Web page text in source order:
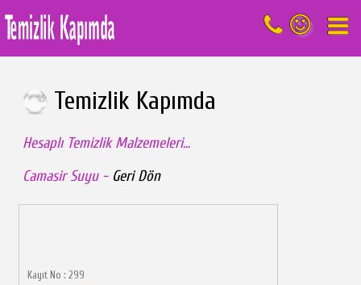
Temizlik Kapımda
Hesaplı Temizlik Malzemeleri...
Camasir Suyu - Geri Dön
Kayıt No : 299